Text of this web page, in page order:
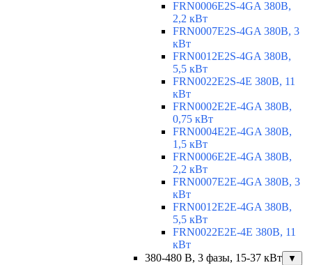
FRN0006E2S-4GA 380В,
2,2 кВт
FRN0007E2S-4GA 380В, 3
кВт
FRN0012E2S-4GA 380В,
5,5 кВт
FRN0022E2S-4E 380В, 11
кВт
FRN0002E2E-4GA 380В,
0,75 кВт
FRN0004E2E-4GA 380В,
1,5 кВт
FRN0006E2E-4GA 380В,
2,2 кВт
FRN0007E2E-4GA 380В, 3
кВт
FRN0012E2E-4GA 380В,
5,5 кВт
FRN0022E2E-4E 380В, 11
кВт
380-480 В, 3 фазы, 15-37 кВт
▼